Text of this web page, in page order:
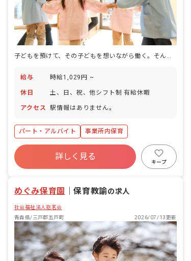
子どもを預けて、その子どもを想いながら働く。そんな環境、ここにあります。
給与 時給1,029円 ~
休日 土、日、祝、他シフト制 有給休暇
アクセス 駅情報はありません。
パート・アルバイト 事業所内保育
詳しく見る
キープ
めぐみ保育園 ｜保育教諭の求人
社会福祉法人抱茗会
青森県/三戸郡五戸町
2026/07/13更新